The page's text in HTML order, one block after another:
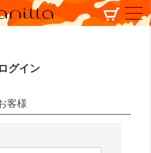
ログイン
客様